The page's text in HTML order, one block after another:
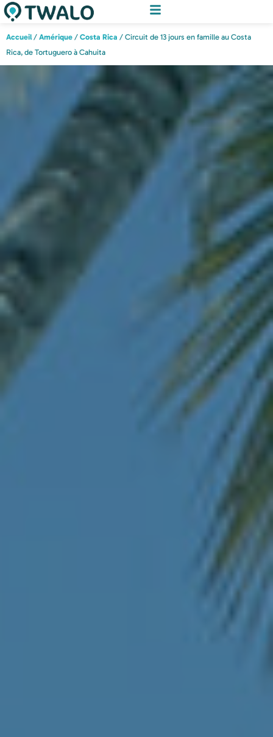
Accueil/ Amérique / Costa Rica / Circuit de 13 jours en famille au Costa
Rica, de Tortuguero à Cahuita